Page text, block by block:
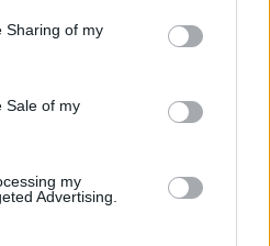
behaviour. You may click to
and its third-party tags to
purposes in below Google
Sharing of my
Sale of my
my
Advertising.
A FŐTT KRUMPLI
24 ÓRA TOVÁBBI HÍREI